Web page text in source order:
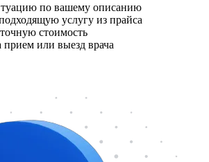
по вашему описанию
услугу из прайса
стоимость
прием или выезд врача